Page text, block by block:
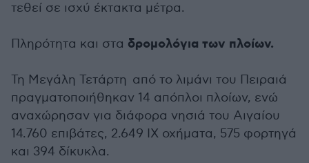
τεθεί σε ισχύ έκτακτα μέτρα.
Πληρότητα και στα δρομολόγια των πλοίων.
Τη Μεγάλη Τετάρτη από το λιμάνι του Πειραιά
πραγματοποιήθηκαν 14 απόπλοι πλοίων, ενώ
αναχώρησαν για διάφορα νησιά του Αιγαίου
14.760 επιβάτες, 2.649 ΙΧ οχήματα, 575 φορτηγά
και 394 δίκυκλα.